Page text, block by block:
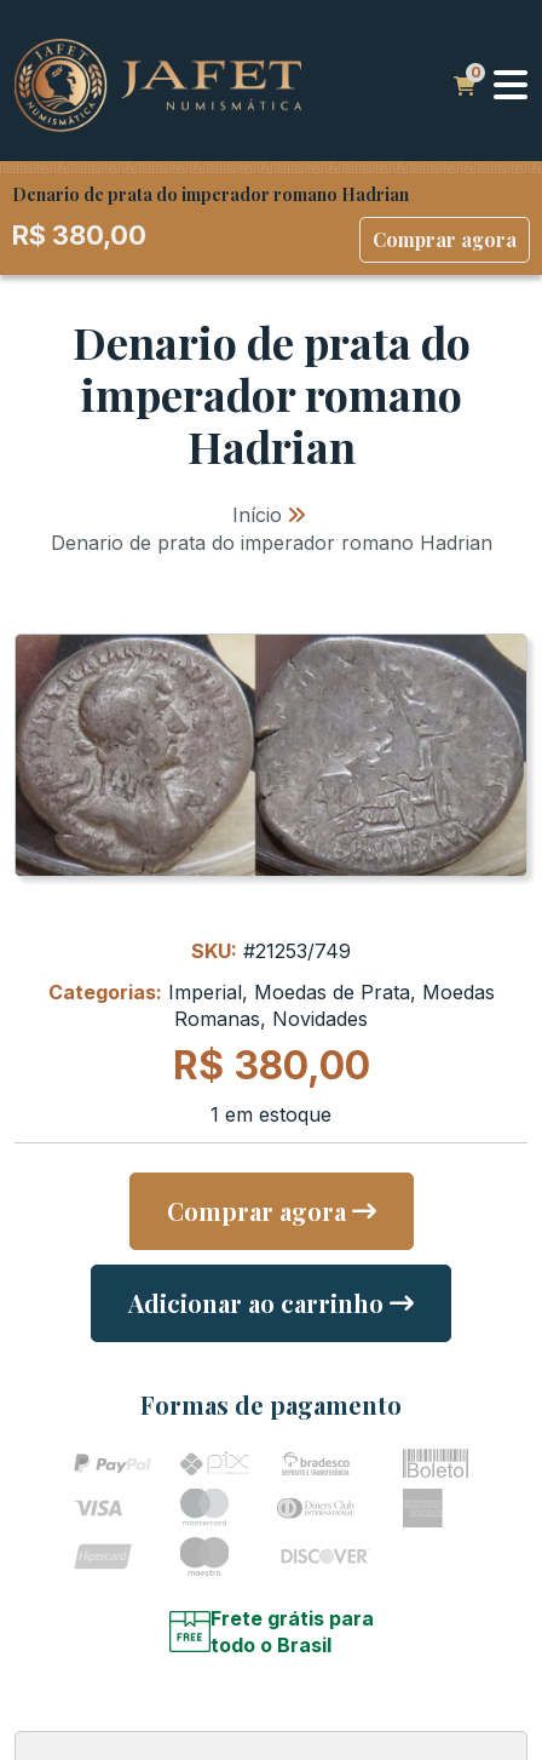
Denario de prata do imperador romano Hadrian
R$ 380,00 Comprar agora
Denario de prata do
imperador romano
Hadrian
Início »
Denario de prata do imperador romano Hadrian
SKU: #21253/749
Categorias: Imperial, Moedas de Prata, Moedas
Romanas, Novidades
R$ 380,00
1 em estoque
Comprar agora
Adicionar ao carrinho
Formas de pagamento
Frete grátis para
todo o Brasil